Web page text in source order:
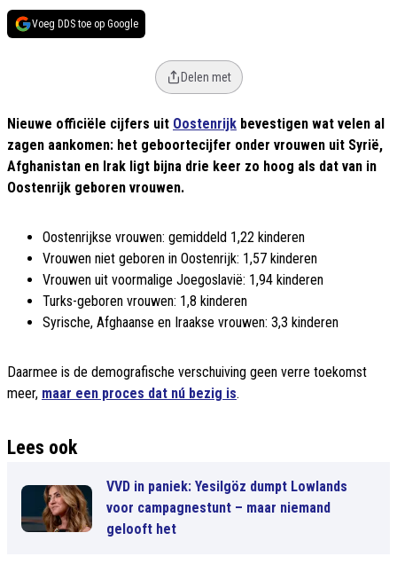
Voeg DDS toe op Google
Delen met
Nieuwe officiële cijfers uit Oostenrijk bevestigen wat velen al
zagen aankomen: het geboortecijfer onder vrouwen uit Syrië,
Afghanistan en Irak ligt bijna drie keer zo hoog als dat van in
Oostenrijk geboren vrouwen.
Oostenrijkse vrouwen: gemiddeld 1,22 kinderen
Vrouwen niet geboren in Oostenrijk: 1,57 kinderen
Vrouwen uit voormalige Joegoslavië: 1,94 kinderen
Turks-geboren vrouwen: 1,8 kinderen
Syrische, Afghaanse en Iraakse vrouwen: 3,3 kinderen
Daarmee is de demografische verschuiving geen verre toekomst
meer, maar een proces dat nú bezig is.
Lees ook
VVD in paniek: Yesilgöz dumpt Lowlands
voor campagnestunt – maar niemand
gelooft het